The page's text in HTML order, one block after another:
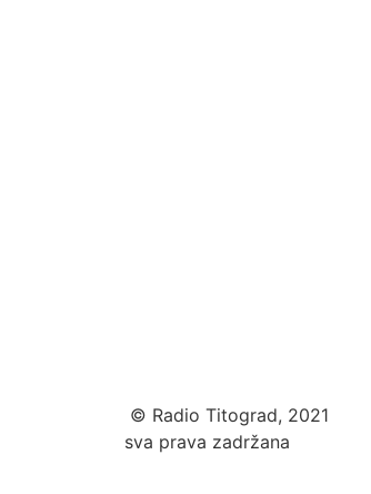
© Radio Titograd, 2021
sva prava zadržana